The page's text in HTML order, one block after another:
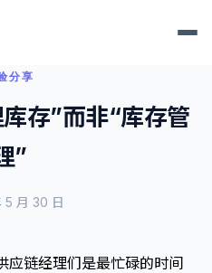
分享
存”而非“库存管
”
5 月 30 日
应链经理们是最忙碌的时间